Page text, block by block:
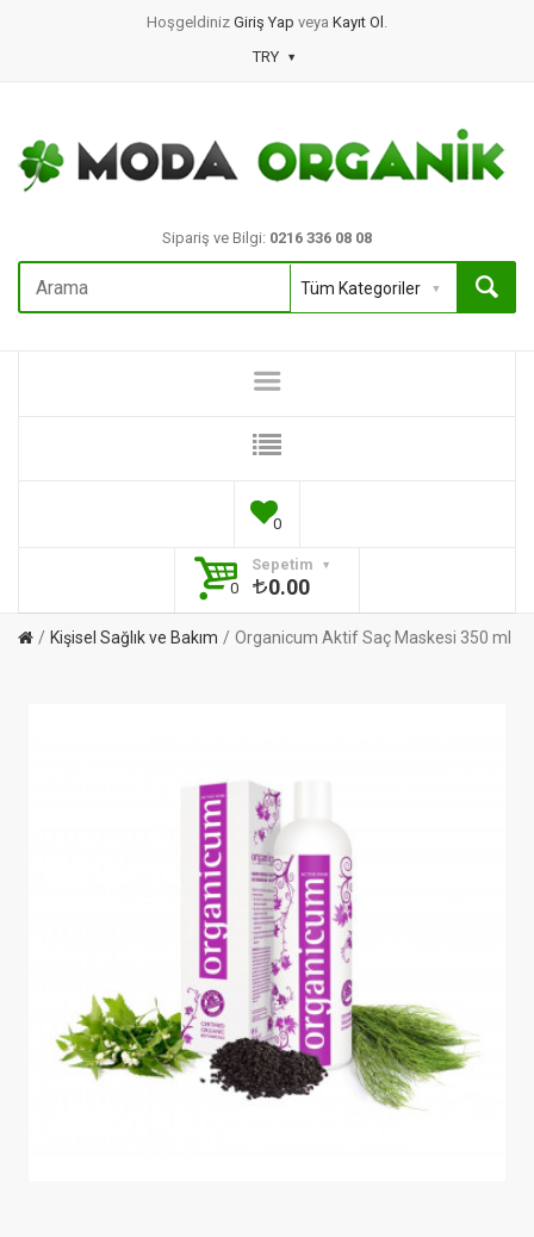
Hoşgeldiniz Giriş Yap veya Kayıt Ol .
TRY
Sipariş ve Bilgi: 0216 336 08 08
0
Sepetim
0
0.00
Kişisel Sağlık ve Bakım Organicum Aktif Saç Maskesi 350 ml